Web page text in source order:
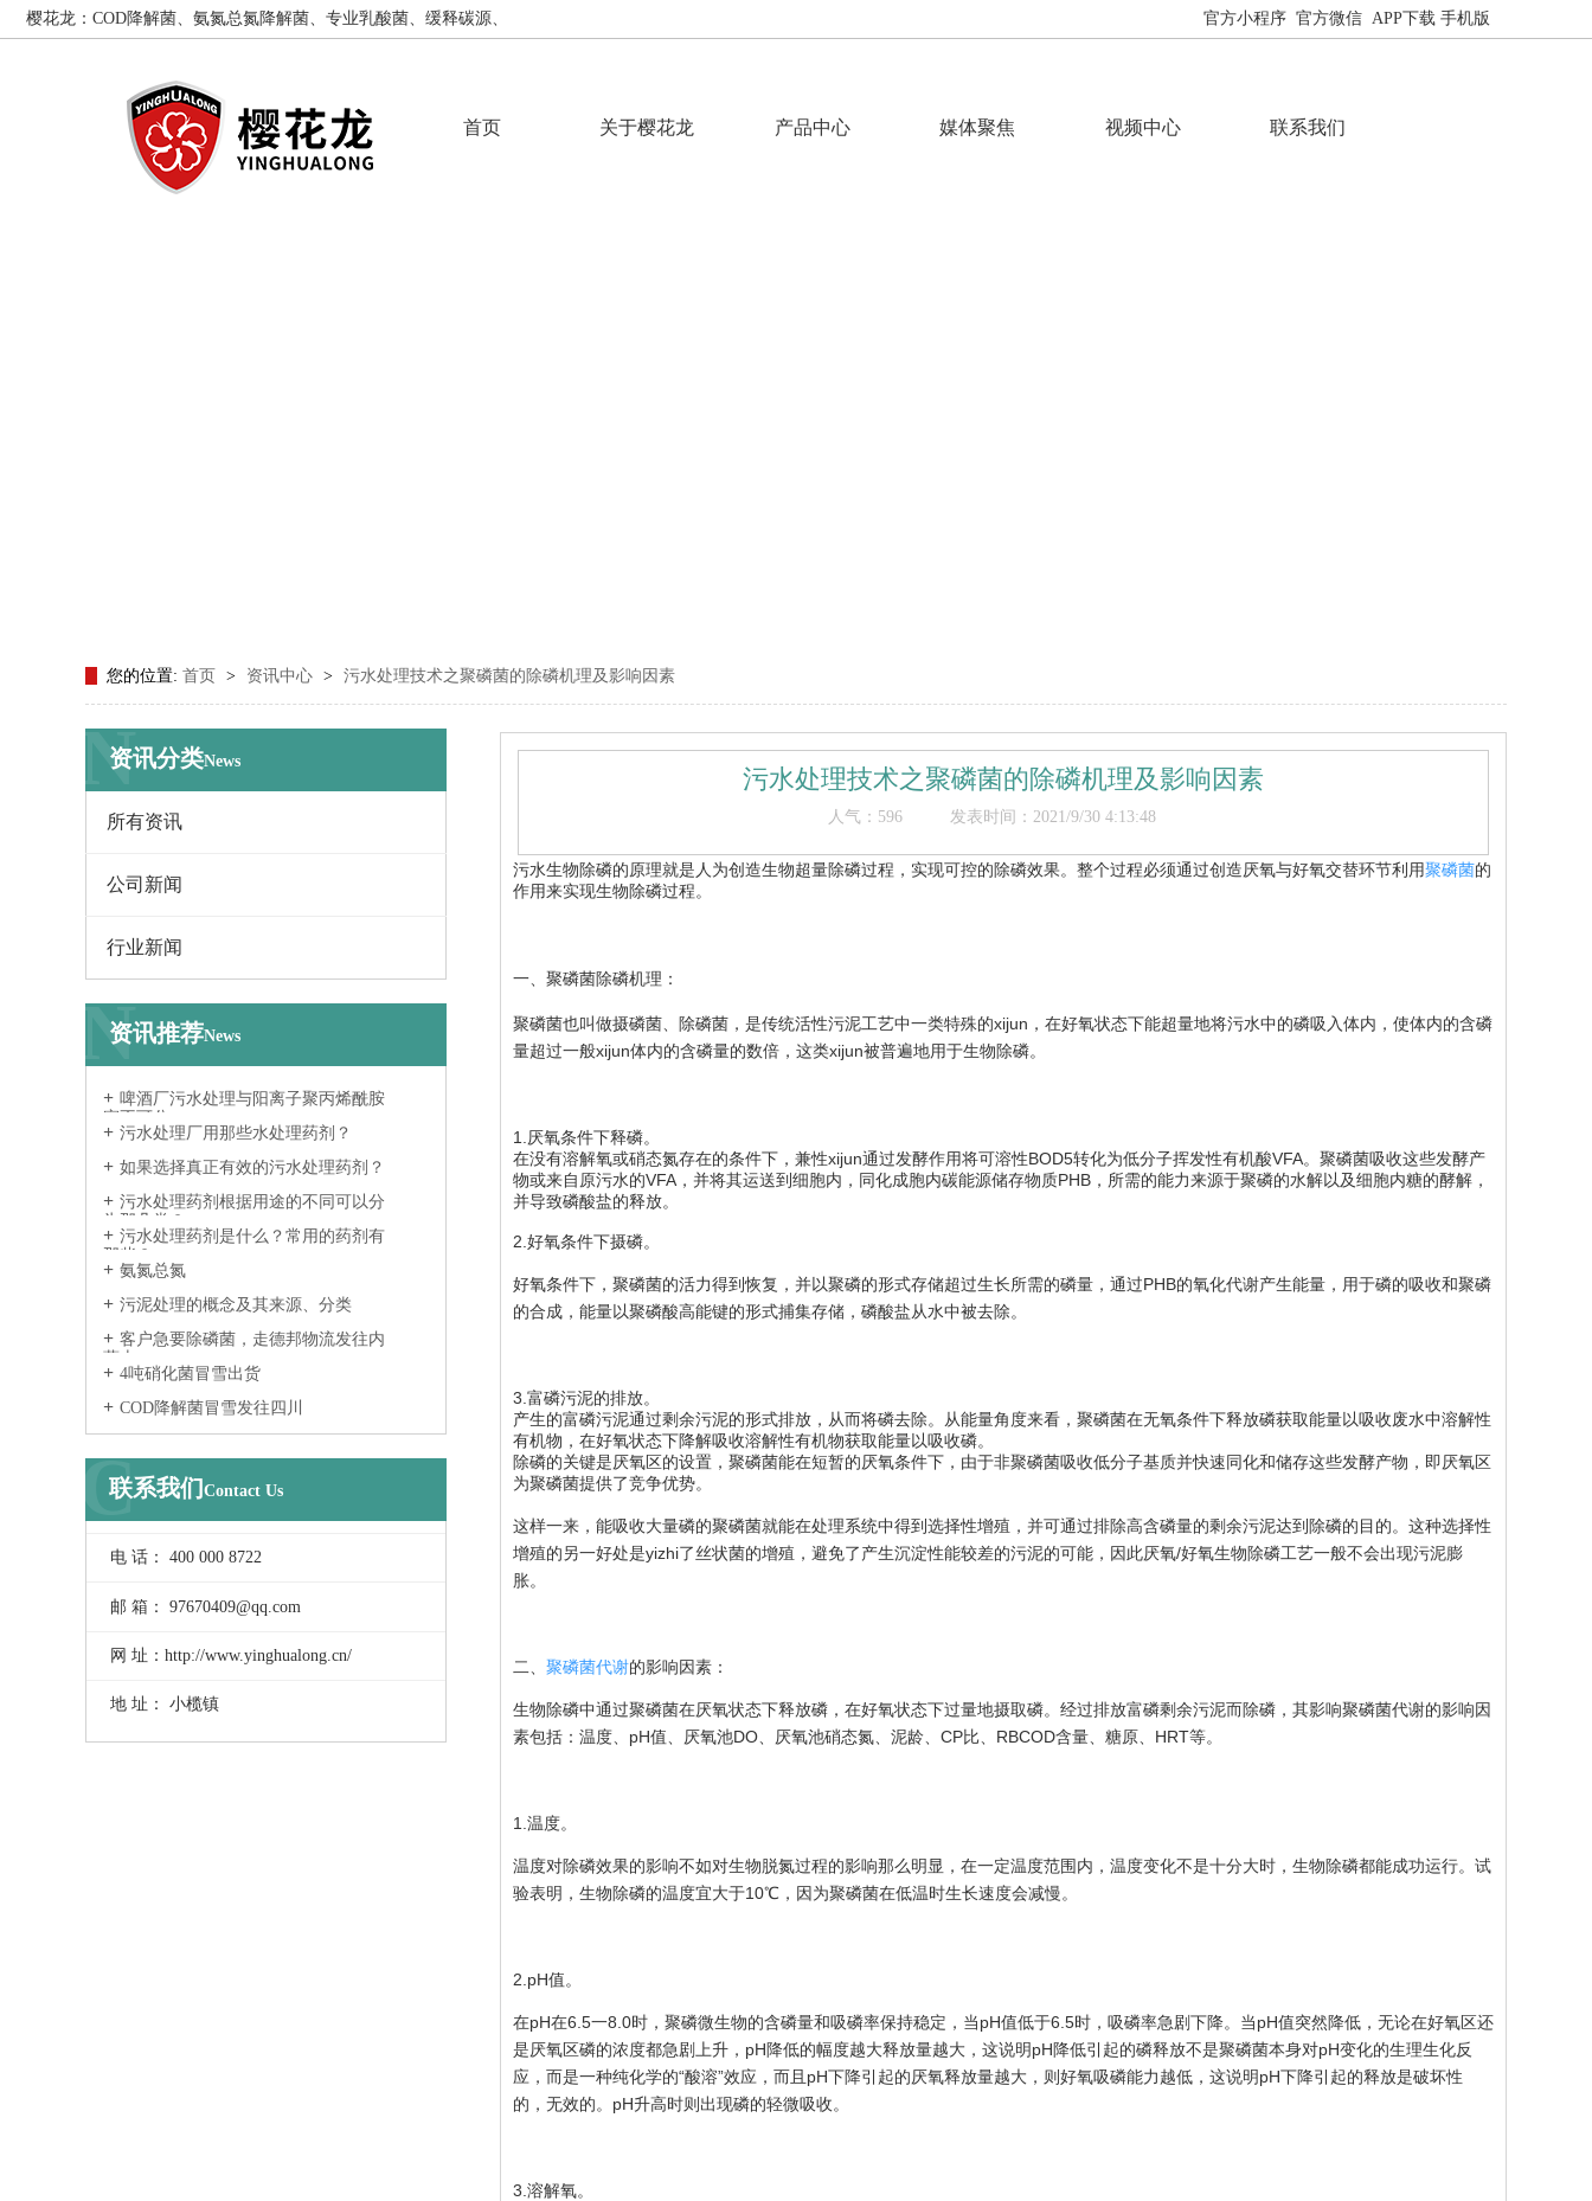
樱花龙：COD降解菌、氨氮总氮降解菌、专业乳酸菌、缓释碳源、 官方小程序 官方微信 APP下载 手机版
首页 关于樱花龙 产品中心 媒体聚焦 视频中心 联系我们
您的位置: 首页 > 资讯中心 > 污水处理技术之聚磷菌的除磷机理及影响因素
资讯分类News
N
所有资讯
公司新闻
行业新闻
资讯推荐News
N
啤酒厂污水处理与阳离子聚丙烯酰胺
密不可分
污水处理厂用那些水处理药剂？
如果选择真正有效的污水处理药剂？
污水处理药剂根据用途的不同可以分
为那几类？
污水处理药剂是什么？常用的药剂有
那些？
氨氮总氮
污泥处理的概念及其来源、分类
客户急要除磷菌，走德邦物流发往内
蒙古
4吨硝化菌冒雪出货
COD降解菌冒雪发往四川
联系我们 Contact Us
C
电 话： 400 000 8722
邮 箱： 97670409@qq.com
网 址：http://www.yinghualong.cn/
地 址： 小榄镇
污水处理技术之聚磷菌的除磷机理及影响因素
人气： 596 发表时间：2021/9/30 4:13:48
污水生物除磷的原理就是人为创造生物超量除磷过程，实现可控的除磷效果。整个过程必须通过创造厌氧与好氧交替环节利用聚磷菌的
作用来实现生物除磷过程。
一、聚磷菌除磷机理：
聚磷菌也叫做摄磷菌、除磷菌，是传统活性污泥工艺中一类特殊的xijun，在好氧状态下能超量地将污水中的磷吸入体内，使体内的含磷
量超过一般xijun体内的含磷量的数倍，这类xijun被普遍地用于生物除磷。
1.厌氧条件下释磷。
在没有溶解氧或硝态氮存在的条件下，兼性xijun通过发酵作用将可溶性BOD5转化为低分子挥发性有机酸VFA。聚磷菌吸收这些发酵产
物或来自原污水的VFA，并将其运送到细胞内，同化成胞内碳能源储存物质PHB，所需的能力来源于聚磷的水解以及细胞内糖的酵解，
并导致磷酸盐的释放。
2.好氧条件下摄磷。
好氧条件下，聚磷菌的活力得到恢复，并以聚磷的形式存储超过生长所需的磷量，通过PHB的氧化代谢产生能量，用于磷的吸收和聚磷
的合成，能量以聚磷酸高能键的形式捕集存储，磷酸盐从水中被去除。
3.富磷污泥的排放。
产生的富磷污泥通过剩余污泥的形式排放，从而将磷去除。从能量角度来看，聚磷菌在无氧条件下释放磷获取能量以吸收废水中溶解性
有机物，在好氧状态下降解吸收溶解性有机物获取能量以吸收磷。
除磷的关键是厌氧区的设置，聚磷菌能在短暂的厌氧条件下，由于非聚磷菌吸收低分子基质并快速同化和储存这些发酵产物，即厌氧区
为聚磷菌提供了竞争优势。
这样一来，能吸收大量磷的聚磷菌就能在处理系统中得到选择性增殖，并可通过排除高含磷量的剩余污泥达到除磷的目的。这种选择性
增殖的另一好处是yizhi了丝状菌的增殖，避免了产生沉淀性能较差的污泥的可能，因此厌氧/好氧生物除磷工艺一般不会出现污泥膨
胀。
二、 聚磷菌代谢的影响因素：
生物除磷中通过聚磷菌在厌氧状态下释放磷，在好氧状态下过量地摄取磷。经过排放富磷剩余污泥而除磷，其影响聚磷菌代谢的影响因
素包括：温度、pH值、厌氧池DO、厌氧池硝态氮、泥龄、CP比、RBCOD含量、糖原、HRT等。
1.温度。
温度对除磷效果的影响不如对生物脱氮过程的影响那么明显，在一定温度范围内，温度变化不是十分大时，生物除磷都能成功运行。试
验表明，生物除磷的温度宜大于10℃，因为聚磷菌在低温时生长速度会减慢。
2.pH值。
在pH在6.5一8.0时，聚磷微生物的含磷量和吸磷率保持稳定，当pH值低于6.5时，吸磷率急剧下降。当pH值突然降低，无论在好氧区还
是厌氧区磷的浓度都急剧上升，pH降低的幅度越大释放量越大，这说明pH降低引起的磷释放不是聚磷菌本身对pH变化的生理生化反
应，而是一种纯化学的“酸溶”效应，而且pH下降引起的厌氧释放量越大，则好氧吸磷能力越低，这说明pH下降引起的释放是破坏性
的，无效的。pH升高时则出现磷的轻微吸收。
3.溶解氧。